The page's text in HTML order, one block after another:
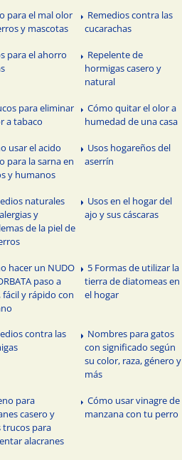
para el mal olor
y mascotas
Remedios contra las
cucarachas
para el ahorro
Repelente de
hormigas casero y
natural
para eliminar
a tabaco
Cómo quitar el olor a
humedad de una casa
usar el acido
para la sarna en
y humanos
Usos hogareños del
aserrín
naturales
y
de la piel de
Usos en el hogar del
ajo y sus cáscaras
hacer un NUDO
paso a
fácil y rápido con
5 Formas de utilizar la
tierra de diatomeas en
el hogar
contra las
Nombres para gatos
con significado según
su color, raza, género y
más
para
casero y
trucos para
alacranes
Cómo usar vinagre de
manzana con tu perro